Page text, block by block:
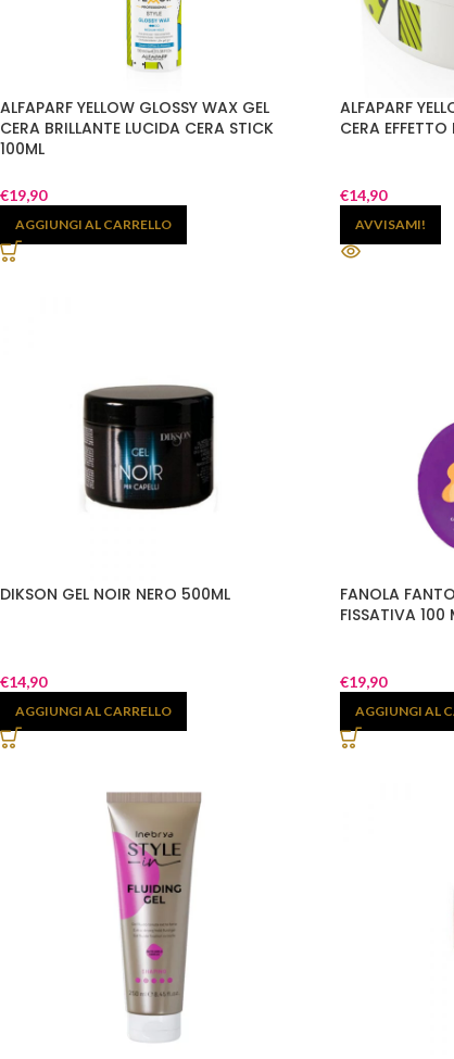
ALFAPARF YELLOW GLOSSY WAX GEL
CERA BRILLANTE LUCIDA CERA STICK
100ML
€19,90
AGGIUNGI AL CARRELLO
ALFAPARF
CERA
€14,90
AVVISAMI!
DIKSON GEL NOIR NERO 500ML
€14,90
AGGIUNGI AL CARRELLO
FANOLA
FISSATIVA 100
€19,90
AGGIUNGI AL